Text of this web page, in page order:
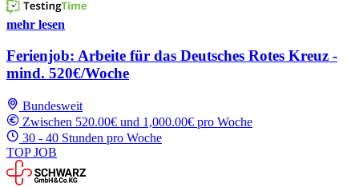
mehr lesen
Ferienjob: Arbeite für das Deutsches Rotes Kreuz -
mind. 520€/Woche
Bundesweit
Zwischen 520.00€ und 1,000.00€ pro Woche
30 - 40 Stunden pro Woche
TOP JOB